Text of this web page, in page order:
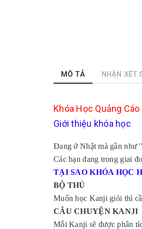
MÔ TẢ NHẬN XÉT
Khóa Học Quảng
Giới thiệu khóa học
Đang ở Nhật mà gần như
Các bạn đang trong giai
TẠI SAO KHÓA HỌC
BỘ THỦ
Muốn học Kanji giỏi thì
CÂU CHUYỆN KANJI
Mỗi Kanji sẽ được phân